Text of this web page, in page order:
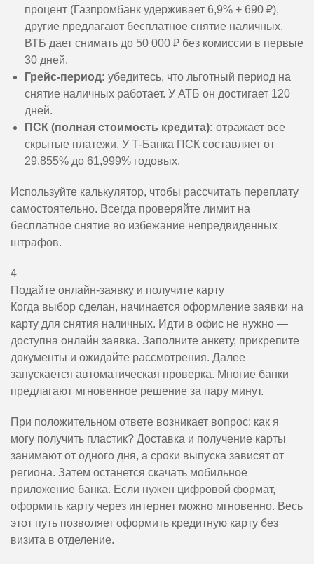
процент (Газпромбанк удерживает 6,9% + 690 ₽),
другие предлагают бесплатное снятие наличных.
ВТБ дает снимать до 50 000 ₽ без комиссии в первые
30 дней.
Грейс-период: убедитесь, что льготный период на
снятие наличных работает. У АТБ он достигает 120
дней.
ПСК (полная стоимость кредита): отражает все
скрытые платежи. У Т-Банка ПСК составляет от
29,855% до 61,999% годовых.
Используйте калькулятор, чтобы рассчитать переплату
самостоятельно. Всегда проверяйте лимит на
бесплатное снятие во избежание непредвиденных
штрафов.
4
Подайте онлайн-заявку и получите карту
Когда выбор сделан, начинается оформление заявки на
карту для снятия наличных. Идти в офис не нужно —
доступна онлайн заявка. Заполните анкету, прикрепите
документы и ожидайте рассмотрения. Далее
запускается автоматическая проверка. Многие банки
предлагают мгновенное решение за пару минут.
При положительном ответе возникает вопрос: как я
могу получить пластик? Доставка и получение карты
занимают от одного дня, а сроки выпуска зависят от
региона. Затем останется скачать мобильное
приложение банка. Если нужен цифровой формат,
оформить карту через интернет можно мгновенно. Весь
этот путь позволяет оформить кредитную карту без
визита в отделение.